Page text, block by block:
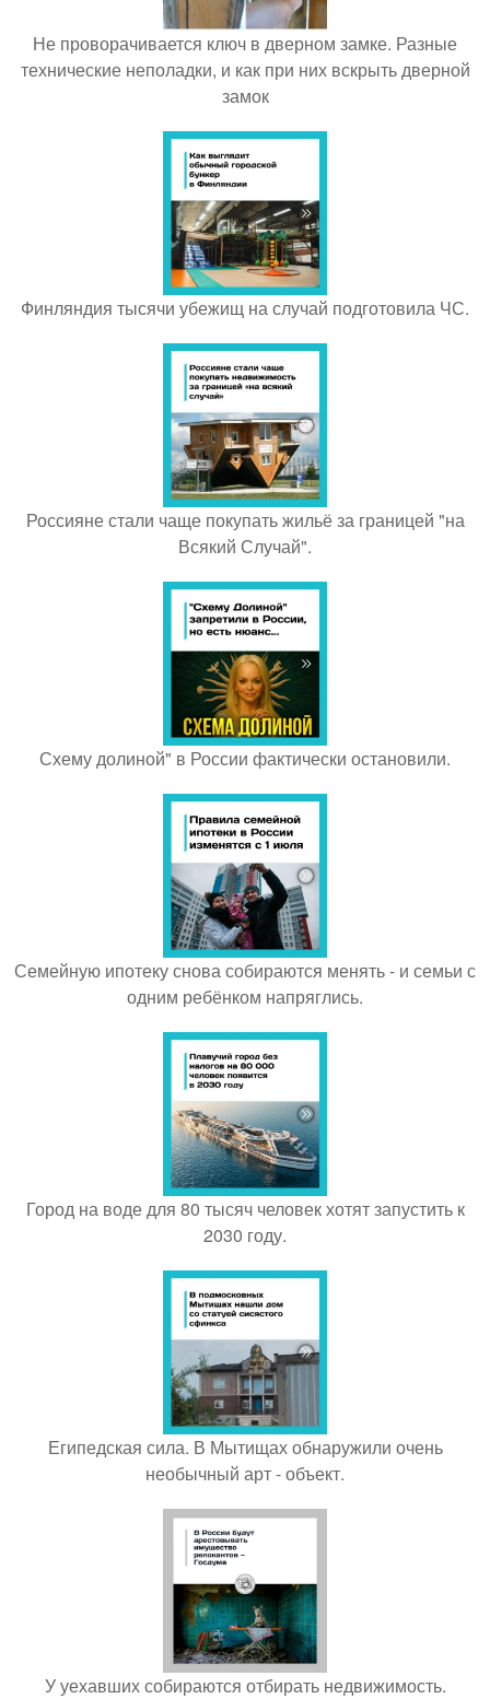
Не проворачивается ключ в дверном замке. Разные
технические неполадки, и как при них вскрыть дверной
замок
Финляндия тысячи убежищ на случай подготовила ЧС.
Россияне стали чаще покупать жильё за границей "на
Всякий Случай".
Схему долиной" в России фактически остановили.
Семейную ипотеку снова собираются менять - и семьи с
одним ребёнком напряглись.
Город на воде для 80 тысяч человек хотят запустить к
2030 году.
Египедская сила. В Мытищах обнаружили очень
необычный арт - объект.
У уехавших собираются отбирать недвижимость.